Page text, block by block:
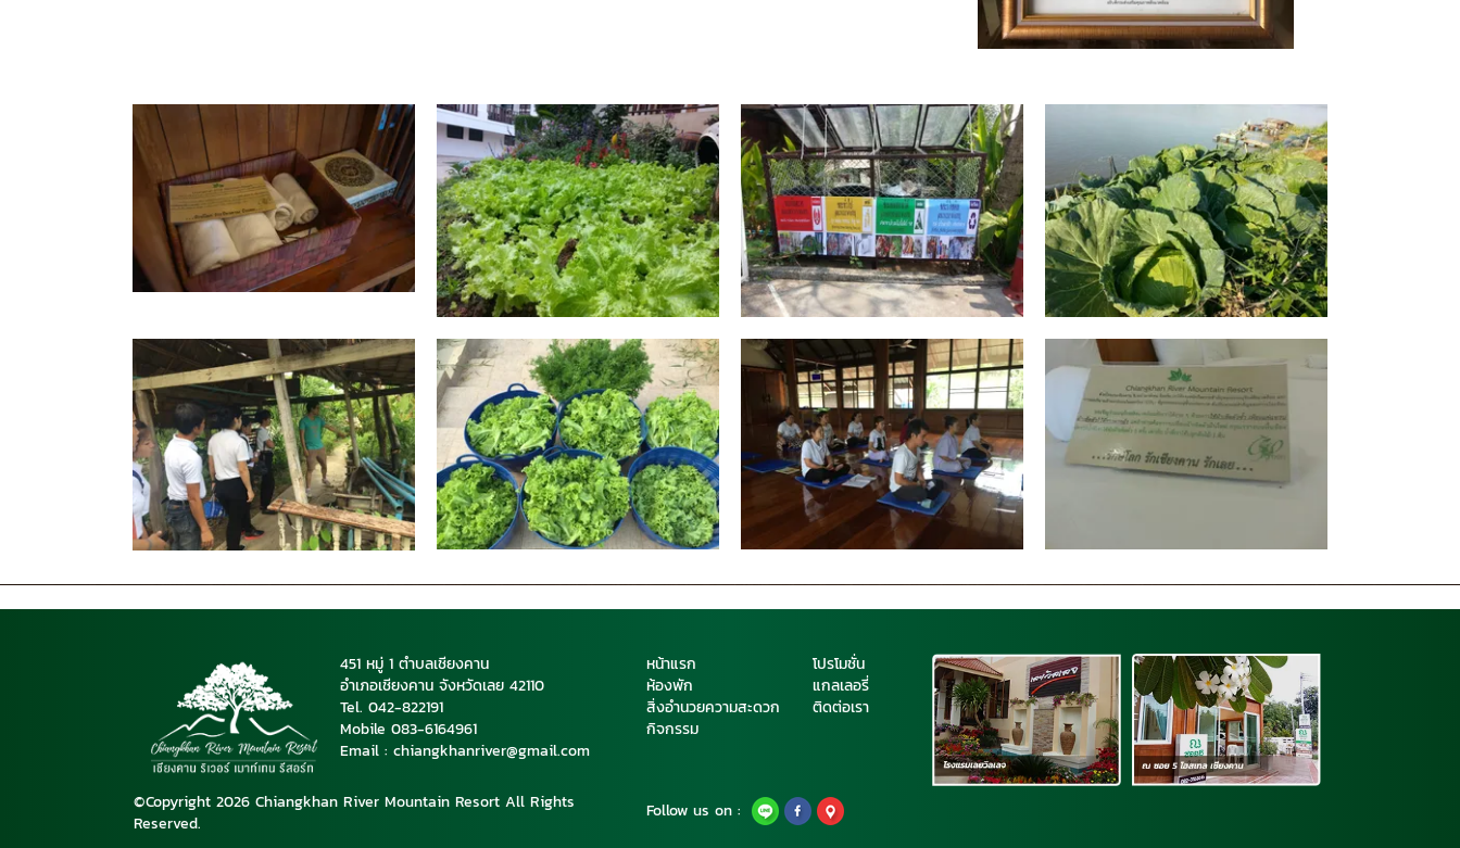
451 หมู่ 1 ตำบลเชียงคาน
อำเภอเชียงคาน จังหวัดเลย 42110
Tel. 042-822191
Mobile 083-6164961
Email : chiangkhanriver@gmail.com
©Copyright 2026 Chiangkhan River Mountain Resort All Rights
Reserved.
หน้าแรก
ห้องพัก
สิ่งอำนวยความสะดวก
กิจกรรม
โปรโมชั่น
แกลเลอรี่
ติดต่อเรา
Follow us on :